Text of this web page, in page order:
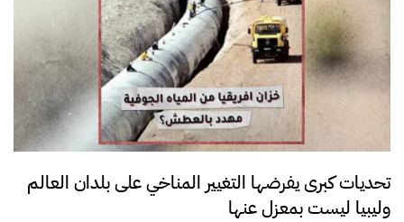
تحديات كبرى يفرضها التغيير المناخي على بلدان العالم
وليبيا ليست بمعزل عنها